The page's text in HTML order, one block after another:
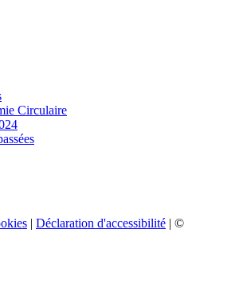
Circulaire
| Déclaration d'accessibilité | ©